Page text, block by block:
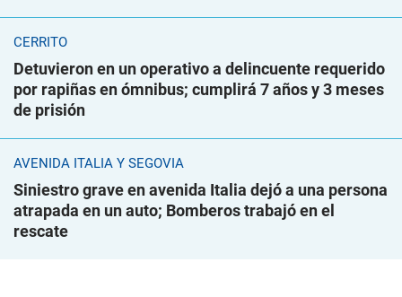
CERRITO
Detuvieron en un operativo a delincuente requerido
por rapiñas en ómnibus; cumplirá 7 años y 3 meses
de prisión
AVENIDA ITALIA Y SEGOVIA
Siniestro grave en avenida Italia dejó a una persona
atrapada en un auto; Bomberos trabajó en el
rescate